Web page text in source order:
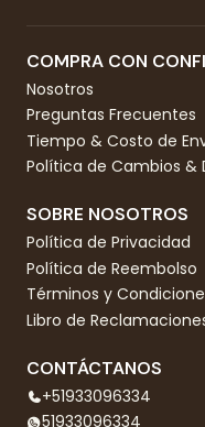
COMPRA CON
Nosotros
Preguntas Frecuentes
Tiempo & Costo de
Política de Cambios &
SOBRE NOSOTROS
Política de Privacidad
Política de Reembolso
Términos y
Libro de
CONTÁCTANOS
+51933096334
51933096334